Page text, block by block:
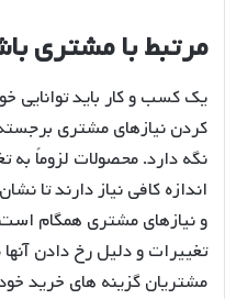
مرتبط با مشتری
یک کسب و کار باید توانایی
کردن نیازهای مشتری برجسته
نگه دارد. محصولات لزوماً به
اندازه کافی نیاز دارند تا
و نیازهای مشتری همگام
تغییرات و دلیل رخ دادن
مشتریان گزینه های خرید